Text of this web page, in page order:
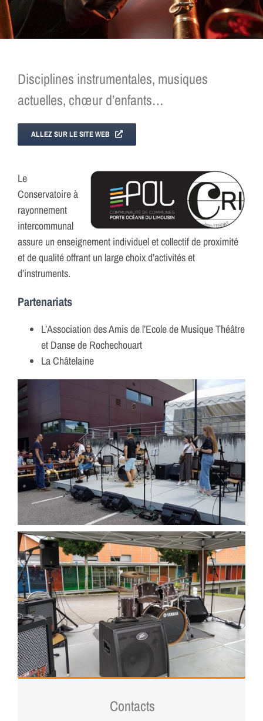
Disciplines instrumentales, musiques
actuelles, chœur d’enfants…
ALLEZ SUR LE SITE WEB
Le
Conservatoire à
rayonnement
intercommunal
assure un enseignement individuel et collectif de proximité
et de qualité offrant un large choix d’activités et
d’instruments.
Partenariats
L’Association des Amis de l’Ecole de Musique Théâtre
et Danse de Rochechouart
La Châtelaine
Contacts